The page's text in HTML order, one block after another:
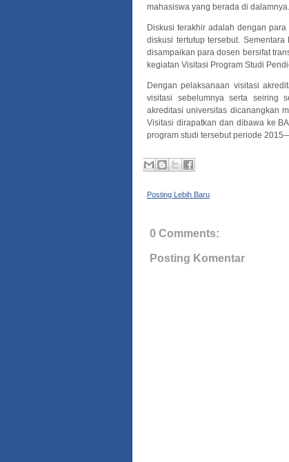
mahasiswa yang berada di dalamnya.
Diskusi terakhir adalah dengan
diskusi tertutup tersebut.
disampaikan para dosen bersifat
kegiatan Visitasi Program Studi
Dengan pelaksanaan visitasi
visitasi sebelumnya serta seiring
akreditasi universitas dicanangkan
Visitasi dirapatkan dan dibawa ke
program studi tersebut periode
Posting Lebih Baru
0 Comments:
Posting Komentar